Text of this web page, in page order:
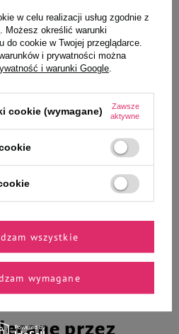
czworonoga
Daily Pleasures Sterilised z
wołowiną i sercami z kurczaka 85
g
51,65 zł / kg
przez
w celu realizacji usług zgodnie z
. Możesz określić warunki
do cookie w Twojej przeglądarce.
i prywatności można
i warunki Google.
cookie (wymagane)
Zawsze
aktywne
wymagane
wszystkie